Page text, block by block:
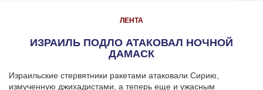
ЛЕНТА
ИЗРАИЛЬ ПОДЛО АТАКОВАЛ НОЧНОЙ
ДАМАСК
Израильские стервятники ракетами атаковали Сирию,
измученную джихадистами, а теперь еще и ужасным